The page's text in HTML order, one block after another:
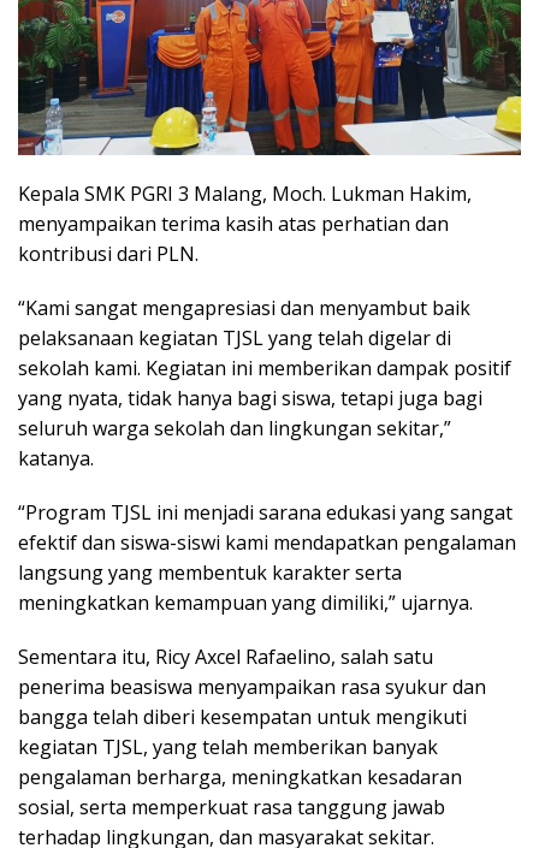
Kepala SMK PGRI 3 Malang, Moch. Lukman Hakim,
menyampaikan terima kasih atas perhatian dan
kontribusi dari PLN.
“Kami sangat mengapresiasi dan menyambut baik
pelaksanaan kegiatan TJSL yang telah digelar di
sekolah kami. Kegiatan ini memberikan dampak positif
yang nyata, tidak hanya bagi siswa, tetapi juga bagi
seluruh warga sekolah dan lingkungan sekitar,”
katanya.
“Program TJSL ini menjadi sarana edukasi yang sangat
efektif dan siswa-siswi kami mendapatkan pengalaman
langsung yang membentuk karakter serta
meningkatkan kemampuan yang dimiliki,” ujarnya.
Sementara itu, Ricy Axcel Rafaelino, salah satu
penerima beasiswa menyampaikan rasa syukur dan
bangga telah diberi kesempatan untuk mengikuti
kegiatan TJSL, yang telah memberikan banyak
pengalaman berharga, meningkatkan kesadaran
sosial, serta memperkuat rasa tanggung jawab
terhadap lingkungan, dan masyarakat sekitar.